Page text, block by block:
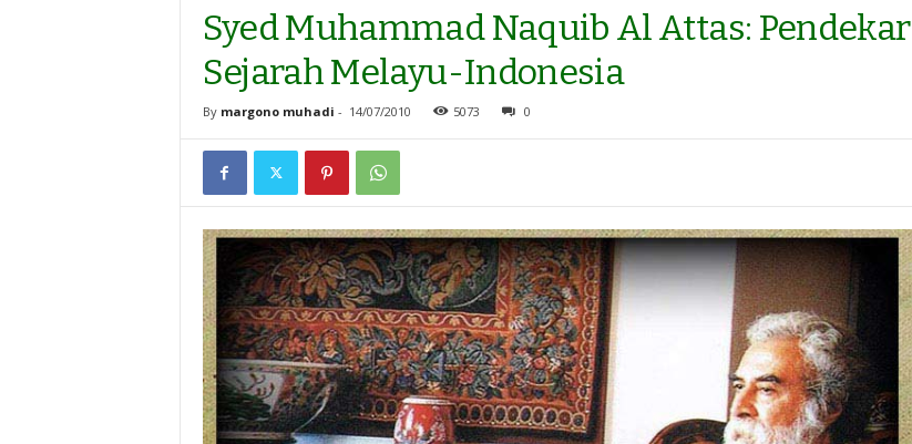
Syed Muhammad Naquib Al Attas: Pendekar
Sejarah Melayu-Indonesia
By margono muhadi - 14/07/2010 5073 0